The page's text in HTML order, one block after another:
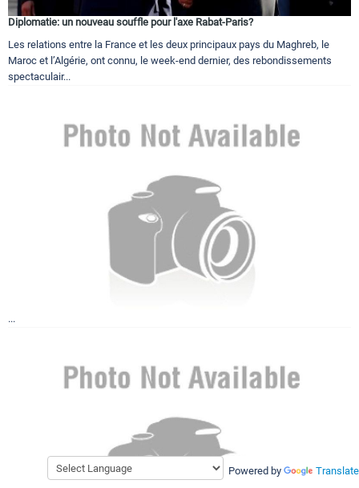
Diplomatie: un nouveau souffle pour l'axe Rabat-Paris?
Les relations entre la France et les deux principaux pays du Maghreb, le
Maroc et l’Algérie, ont connu, le week-end dernier, des rebondissements
spectaculair...
...
Powered by Translate